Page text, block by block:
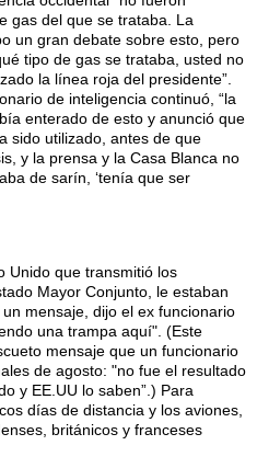
gas del que se trataba. La
un gran debate sobre esto, pero
tipo de gas se trataba, usted no
la línea roja del presidente”.
de inteligencia continuó, “la
enterado de esto y anunció que
sido utilizado, antes de que
y la prensa y la Casa Blanca no
de sarín, ‘tenía que ser
Unido que transmitió los
Mayor Conjunto, le estaban
mensaje, dijo el ex funcionario
una trampa aquí". (Este
mensaje que un funcionario
de agosto: "no fue el resultado
y EE.UU lo saben”.) Para
días de distancia y los aviones,
británicos y franceses